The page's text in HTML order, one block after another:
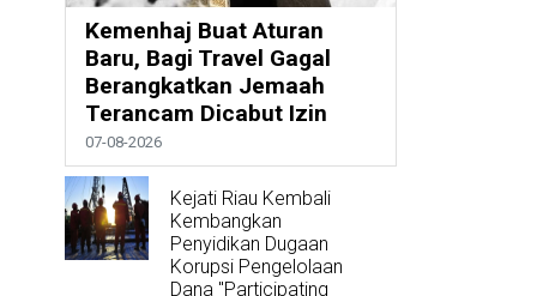
Kemenhaj Buat Aturan
Baru, Bagi Travel Gagal
Berangkatkan Jemaah
Terancam Dicabut Izin
07-08-2026
Kejati Riau Kembali
Kembangkan
Penyidikan Dugaan
Korupsi Pengelolaan
Dana "Participating